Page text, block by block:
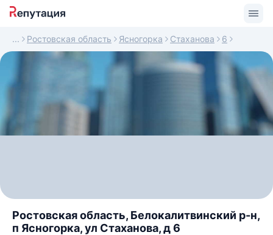
Ростовская область Ясногорка Стаханова 6
Ростовская область, Белокалитвинский р-н,
п Ясногорка, ул Стаханова, д 6